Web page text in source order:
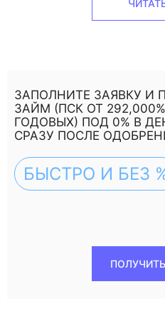
ЗАПОЛНИТЕ ЗАЯВКУ И
ЗАЙМ (ПСК ОТ
ГОДОВЫХ) ПОД 0% В
СРАЗУ ПОСЛЕ
БЫСТРО И БЕЗ